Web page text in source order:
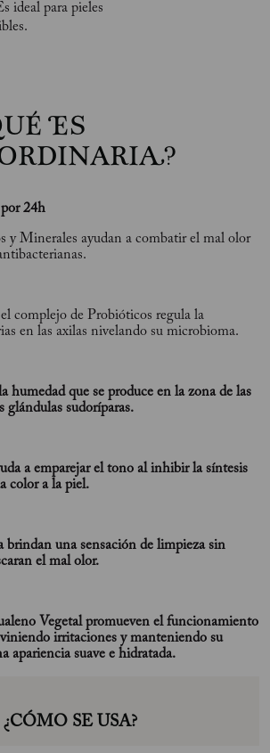
ideal para pieles
ES
24h
y Minerales ayudan a combatir el mal olor
complejo de Probióticos regula la
en las axilas nivelando su microbioma.
humedad que se produce en la zona de las
glándulas sudoríparas.
a emparejar el tono al inhibir la síntesis
color a la piel.
una sensación de limpieza sin
el mal olor.
Vegetal promueven el funcionamiento
irritaciones y manteniendo su
apariencia suave e hidratada.
¿CÓMO SE USA?